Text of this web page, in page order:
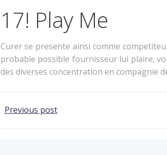
17! Play Me
Curer se presente ainsi comme
probable possible fournisseur lui plaire,
des diverses concentration en compagnie
Post
Previous post